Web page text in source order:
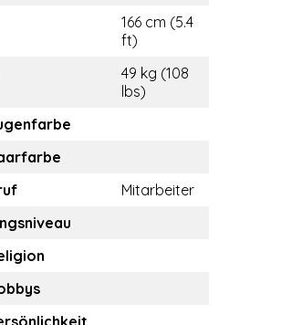
166 cm (5.4
ft)
49 kg (108
lbs)
Mitarbeiter